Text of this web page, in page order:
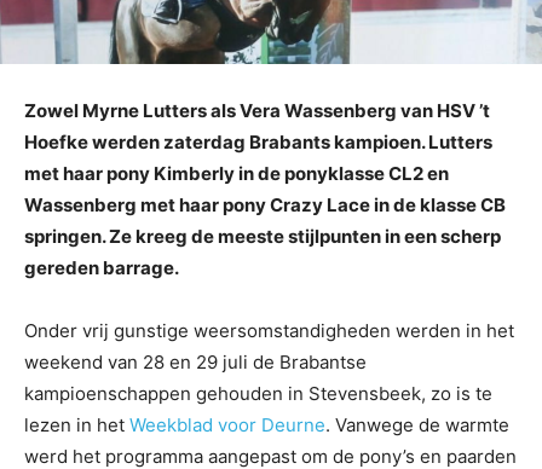
Zowel Myrne Lutters als Vera Wassenberg van HSV ’t
Hoefke werden zaterdag Brabants kampioen. Lutters
met haar pony Kimberly in de ponyklasse CL2 en
Wassenberg met haar pony Crazy Lace in de klasse CB
springen. Ze kreeg de meeste stijlpunten in een scherp
gereden barrage.
Onder vrij gunstige weersomstandigheden werden in het
weekend van 28 en 29 juli de Brabantse
kampioenschappen gehouden in Stevensbeek, zo is te
lezen in het Weekblad voor Deurne. Vanwege de warmte
werd het programma aangepast om de pony’s en paarden